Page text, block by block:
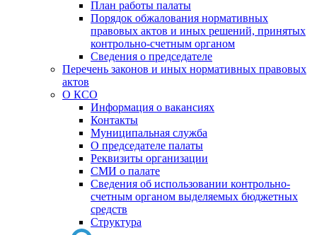
План работы палаты
Порядок обжалования нормативных
правовых актов и иных решений, принятых
контрольно-счетным органом
Сведения о председателе
Перечень законов и иных нормативных правовых
актов
О КСО
Информация о вакансиях
Контакты
Муниципальная служба
О председателе палаты
Реквизиты организации
СМИ о палате
Сведения об использовании контрольно-
счетным органом выделяемых бюджетных
средств
Структура